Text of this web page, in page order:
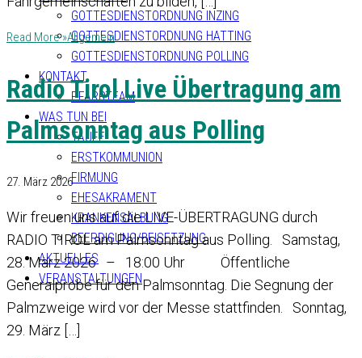
GOTTESDIENSTORDNUNG INZING
GOTTESDIENSTORDNUNG HATTING
GOTTESDIENSTORDNUNG POLLING
KONTAKT
PFARRTEAM
WAS TUN BEI
TAUFE
ERSTKOMMUNION
FIRMUNG
EHESAKRAMENT
KRANKENSALBUNG
BEERDIGUNG/BEISETZUNG
AKTUELLES
VERANSTALTUNGEN
Read More »Allgemein
Radio Tirol Live Übertragung am
Palmsonntag aus Polling
27. März 2026
Wir freuen uns auf die LIVE-ÜBERTRAGUNG durch
RADIO TIROL am Palmsonntag aus Polling. Samstag,
28. März 2026 – 18:00 Uhr Öffentliche
Generalprobe für den Palmsonntag. Die Segnung der
Palmzweige wird vor der Messe stattfinden. Sonntag,
29. März […]